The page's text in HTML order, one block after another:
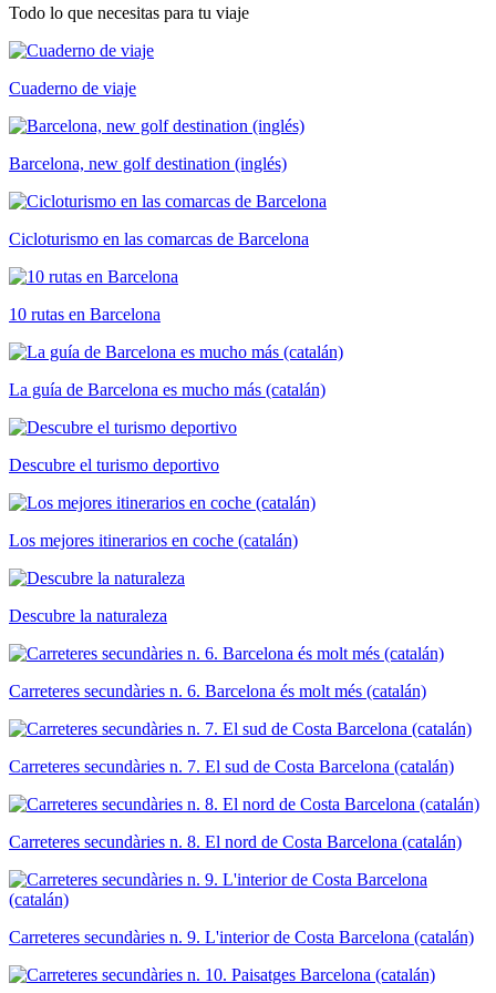
Todo lo que necesitas para tu viaje
Cuaderno de viaje
Barcelona, new golf destination (inglés)
Cicloturismo en las comarcas de Barcelona
10 rutas en Barcelona
La guía de Barcelona es mucho más (catalán)
Descubre el turismo deportivo
Los mejores itinerarios en coche (catalán)
Descubre la naturaleza
Carreteres secundàries n. 6. Barcelona és molt més (catalán)
Carreteres secundàries n. 7. El sud de Costa Barcelona (catalán)
Carreteres secundàries n. 8. El nord de Costa Barcelona (catalán)
Carreteres secundàries n. 9. L'interior de Costa Barcelona (catalán)